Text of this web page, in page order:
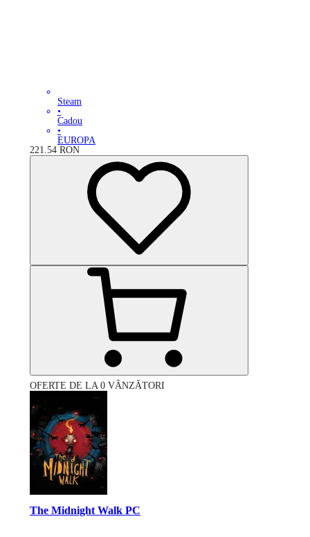
Steam
•
Cadou
•
EUROPA
221.54 RON
OFERTE DE LA 0 VÂNZĂTORI
The Midnight Walk PC